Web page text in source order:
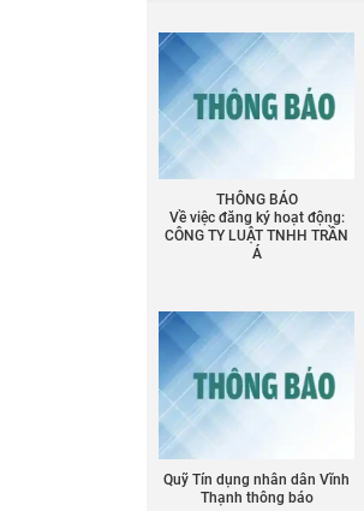
THÔNG BÁO
Về việc đăng ký hoạt động:
CÔNG TY LUẬT TNHH TRẦN
Á
Quỹ Tín dụng nhân dân Vĩnh
Thạnh thông báo